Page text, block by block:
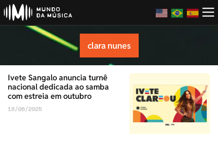
clara nunes
Ivete Sangalo anuncia turnê
nacional dedicada ao samba
com estreia em outubro
18/06/2025